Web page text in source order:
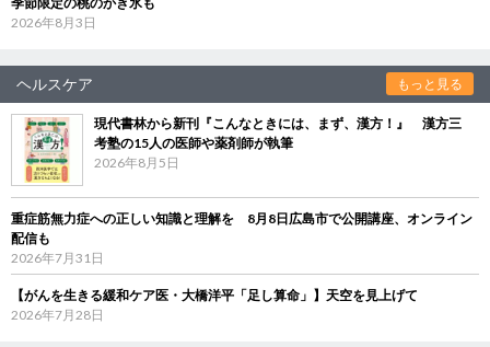
2026年8月3日
ヘルスケア もっと見る
現代書林から新刊『こんなときには、まず、漢方！』 漢方三
考塾の15人の医師や薬剤師が執筆
2026年8月5日
重症筋無力症への正しい知識と理解を 8月8日広島市で公開講座、オンライン
配信も
2026年7月31日
【がんを生きる緩和ケア医・大橋洋平「足し算命」】天空を見上げて
2026年7月28日